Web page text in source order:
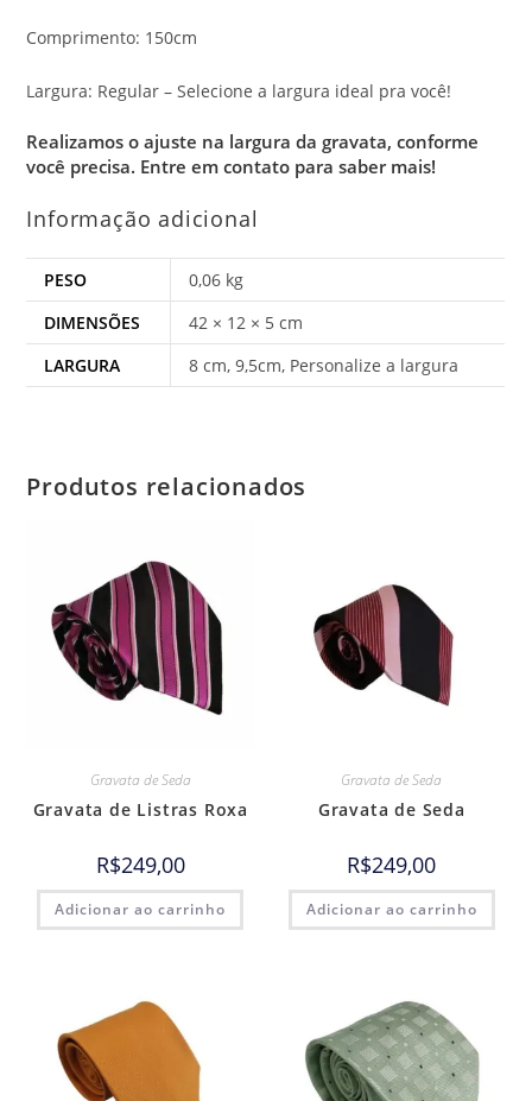
Comprimento: 150cm
Largura: Regular – Selecione a largura ideal pra você!
Realizamos o ajuste na largura da gravata, conforme
você precisa. Entre em contato para saber mais!
Informação adicional
PESO
0,06 kg
DIMENSÕES
42 × 12 × 5 cm
LARGURA
8 cm, 9,5cm, Personalize a largura
Produtos relacionados
Gravata de Seda
Gravata de Listras Roxa
R$249,00
Adicionar ao carrinho
Gravata de Seda
Gravata de Seda
R$249,00
Adicionar ao carrinho